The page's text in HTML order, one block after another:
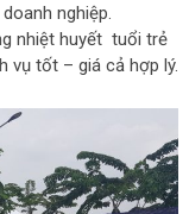
nghiệp.
nhiệt huyết tuổi trẻ
vụ tốt – giá cả hợp lý.